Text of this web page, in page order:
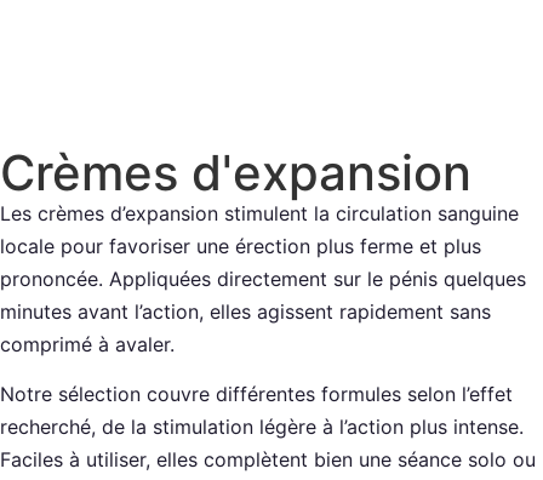
Crèmes d'expansion
Les crèmes d’expansion stimulent la circulation sanguine
locale pour favoriser une érection plus ferme et plus
prononcée. Appliquées directement sur le pénis quelques
minutes avant l’action, elles agissent rapidement sans
comprimé à avaler.
Notre sélection couvre différentes formules selon l’effet
recherché, de la stimulation légère à l’action plus intense.
Faciles à utiliser, elles complètent bien une séance solo ou